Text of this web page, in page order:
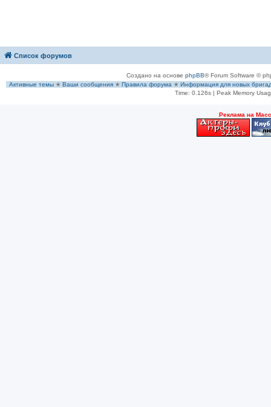
Список форумов
Создано на основе phpBB® Forum Software ©
Активные темы ✭ Ваши сообщения ✭ Правила форума ✭ Информация для новых
Time: 0.126s| Peak Memory
Рeклама на